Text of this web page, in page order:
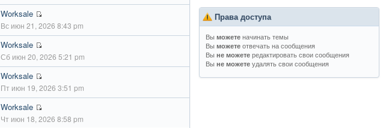
Worksale
Вс июн 21, 2026 8:43 pm
Worksale
Сб июн 20, 2026 5:21 pm
Worksale
Пт июн 19, 2026 3:51 pm
Worksale
Чт июн 18, 2026 8:58 pm
Права доступа
Вы можете начинать темы
Вы можете отвечать на сообщения
Вы не можете редактировать свои сообщения
Вы не можете удалять свои сообщения